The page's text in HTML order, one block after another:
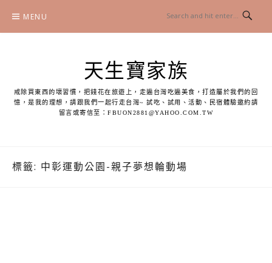
content
MENU
天生寶家族
戒除買東西的壞習慣，把錢花在旅遊上，走遍台灣吃遍美食，打造屬於我們的回
憶，是我的理想，請跟我們一起行走台灣~ 試吃、試用、活動、民宿體驗邀約請
留言或寄信至：FBUON2881@YAHOO.COM.TW
標籤: 中彰運動公園-親子夢想輪動場